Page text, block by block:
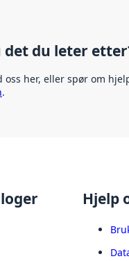
det du leter
oss her, eller spør om
.
Hjelp